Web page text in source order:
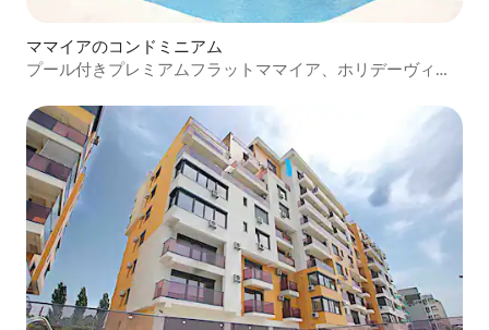
ママイアのコンドミニアム
プール付きプレミアムフラットママイア、ホリデーヴィラ